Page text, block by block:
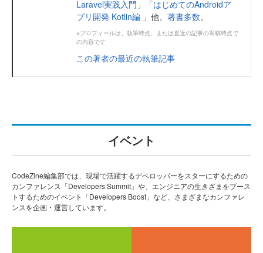
Laravel実践入門 」「はじめてのAndroidア
プリ開発 Kotlin編 」他、 著書多数。
※プロフィールは、執筆時点、または直近の記事の寄稿時点で
の内容です
この著者の最近の執筆記事
イベント
CodeZine編集部では、現場で活躍するデベロッパーをスターにするための
カンファレンス「Developers Summit」や、エンジニアの生きざまをブース
トするためのイベント「Developers Boost」など、さまざまなカンファレ
ンスを企画・運営しています。